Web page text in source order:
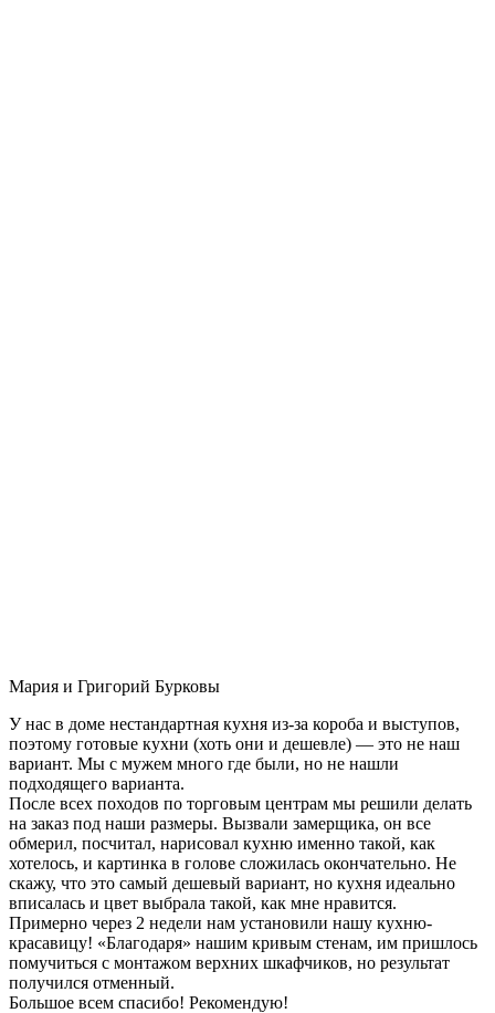
Мария и Григорий Бурковы
У нас в доме нестандартная кухня из-за короба и выступов,
поэтому готовые кухни (хоть они и дешевле) — это не наш
вариант. Мы с мужем много где были, но не нашли
подходящего варианта.
После всех походов по торговым центрам мы решили делать
на заказ под наши размеры. Вызвали замерщика, он все
обмерил, посчитал, нарисовал кухню именно такой, как
хотелось, и картинка в голове сложилась окончательно. Не
скажу, что это самый дешевый вариант, но кухня идеально
вписалась и цвет выбрала такой, как мне нравится.
Примерно через 2 недели нам установили нашу кухню-
красавицу! «Благодаря» нашим кривым стенам, им пришлось
помучиться с монтажом верхних шкафчиков, но результат
получился отменный.
Большое всем спасибо! Рекомендую!